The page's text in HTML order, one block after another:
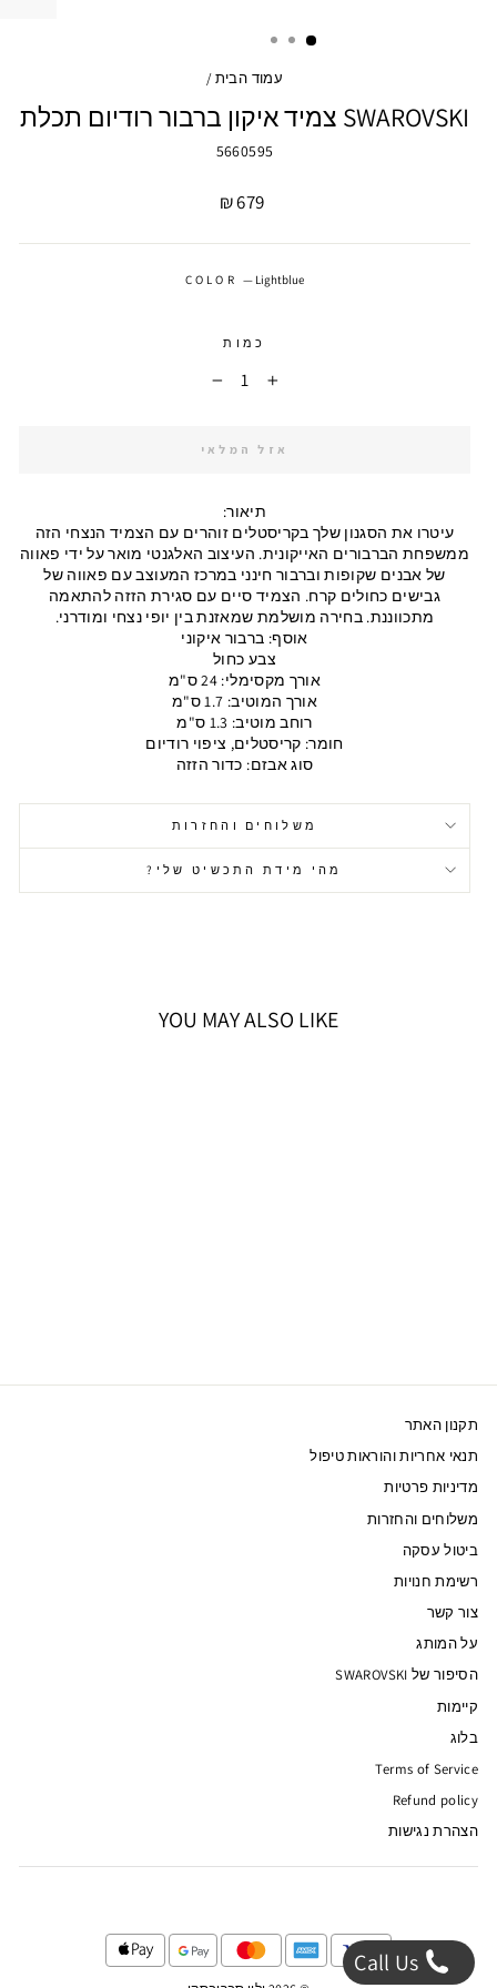
עמוד הבית /
SWAROVSKI צמיד איקון ברבור רודיום תכלת
5660595
מחיר
679 ₪
COLOR— Lightblue
כמות
+
אזל המלאי
תיאור:
עיטרו את הסגנון שלך בקריסטלים זוהרים עם הצמיד הנצחי הזה
ממשפחת הברבורים האייקונית. העיצוב האלגנטי מואר על ידי פאווה
של אבנים שקופות וברבור חינני במרכז המעוצב עם פאווה של
גבישים כחולים קרח. הצמיד סיים עם סגירת הזזה להתאמה
מתכווננת. בחירה מושלמת שמאזנת בין יופי נצחי ומודרני.
אוסף: ברבור איקוני
צבע כחול
אורך מקסימלי: 24 ס"מ
אורך המוטיב: 1.7 ס"מ
רוחב מוטיב: 1.3 ס"מ
חומר: קריסטלים, ציפוי רודיום
סוג אבזם: כדור הזזה
משלוחים והחזרות
מהי מידת התכשיט שלי?
YOU MAY ALSO LIKE
תקנון האתר
תנאי אחריות והוראות טיפול
מדיניות פרטיות
משלוחים והחזרות
ביטול עסקה
רשימת חנויות
צור קשר
על המותג
הסיפור של SWAROVSKI
קיימות
בלוג
Terms of Service
Refund policy
הצהרת נגישות